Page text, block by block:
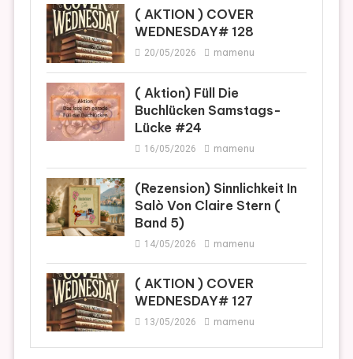
( AKTION ) COVER
WEDNESDAY# 128
20/05/2026 mamenu
( Aktion) Füll Die
Buchlücken Samstags-
Lücke #24
16/05/2026 mamenu
(Rezension) Sinnlichkeit In
Salò Von Claire Stern (
Band 5)
14/05/2026 mamenu
( AKTION ) COVER
WEDNESDAY# 127
13/05/2026 mamenu